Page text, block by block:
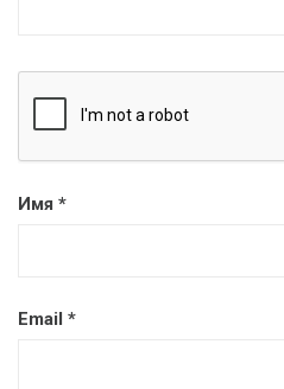
Имя *
Email *